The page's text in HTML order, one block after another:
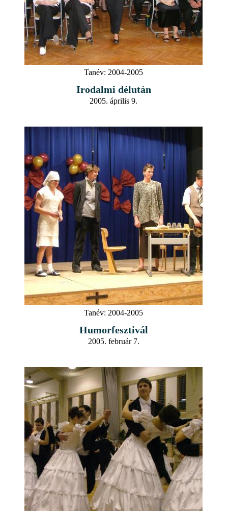
Tanév: 2004-2005
Irodalmi délután
2005. április 9.
Tanév: 2004-2005
Humorfesztivál
2005. február 7.